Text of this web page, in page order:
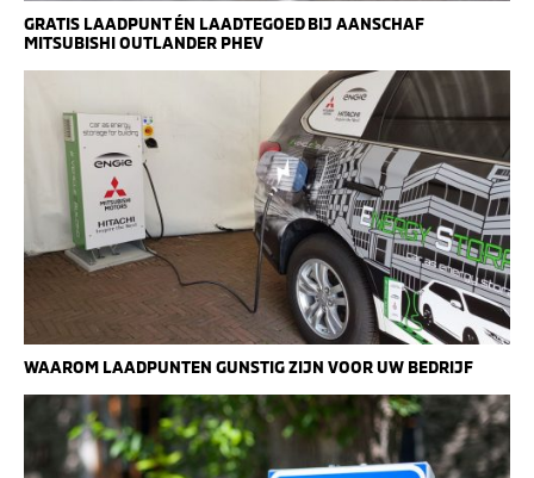
GRATIS LAADPUNT ÉN LAADTEGOED BIJ AANSCHAF
MITSUBISHI OUTLANDER PHEV
WAAROM LAADPUNTEN GUNSTIG ZIJN VOOR UW BEDRIJF